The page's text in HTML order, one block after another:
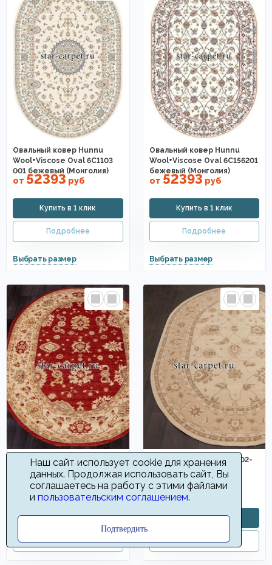
Овальный ковер Hunnu
Wool+Viscose Oval 6C1103
001 бежевый (Монголия)
от 52393 руб
Овальный ковер Hunnu
Wool+Viscose Oval 6C156201
бежевый (Монголия)
от 52393 руб
Овальный ковер NAIN 101-
01-KB - RUST-CREAM
7800руб
Овальный ковер NAIN 102-
01-BC - CREAM-
CAPPUCCINO
от7800руб
Наш сайт использует cookie для хранения
данных. Продолжая использовать сайт, Вы
соглашаетесь на работу с этими файлами
и пользовательским соглашением.
Подтвердить